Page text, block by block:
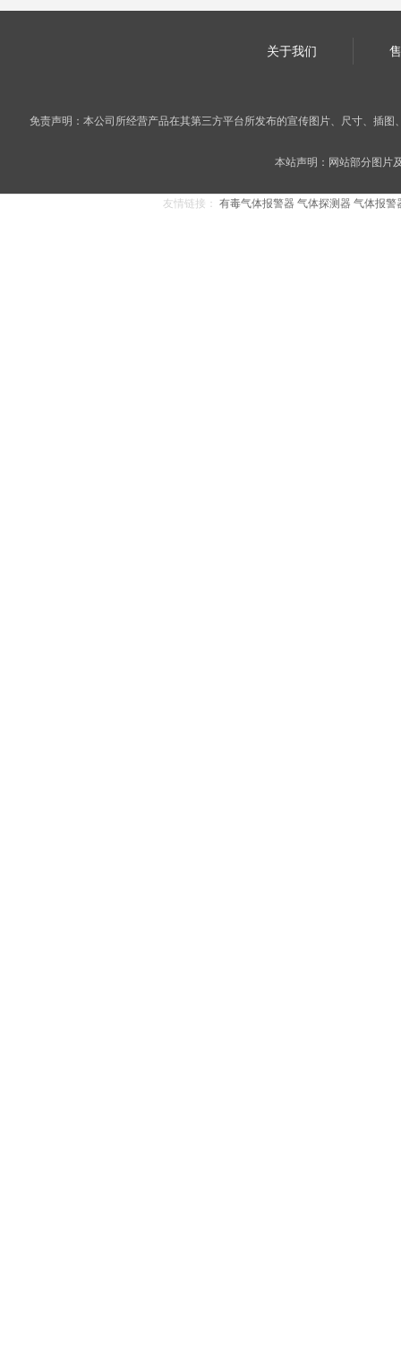
关于我们
免责声明：本公司所经营产品在其第三方平台所发布的宣传图片、尺寸、插
本站声明：网站部分图片
友情链接： 有毒气体报警器 气体探测器 气体报警